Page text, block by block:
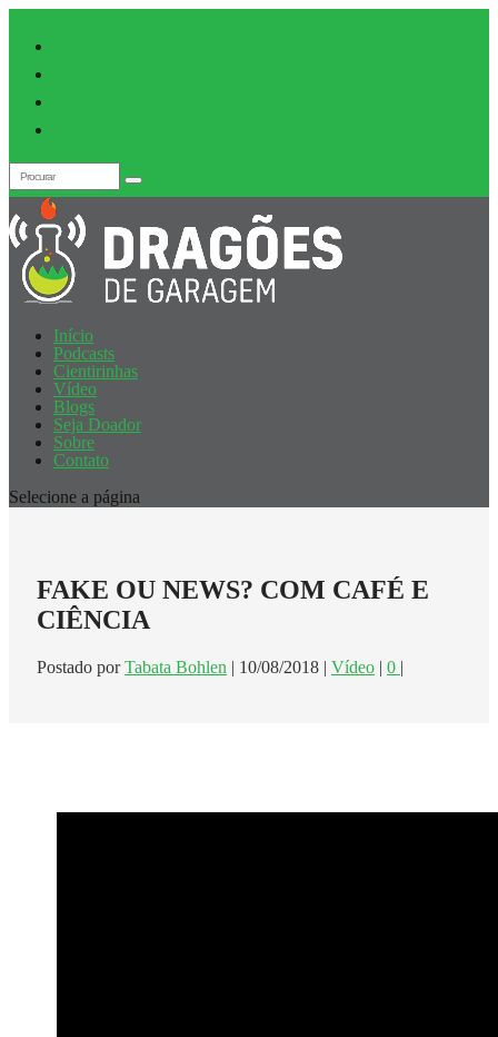
Início
Podcasts
Cientirinhas
Vídeo
Blogs
Seja Doador
Sobre
Contato
Selecione a página
FAKE OU NEWS? COM CAFÉ E
CIÊNCIA
Postado porTabata Bohlen | 10/08/2018 | Vídeo | 0 |